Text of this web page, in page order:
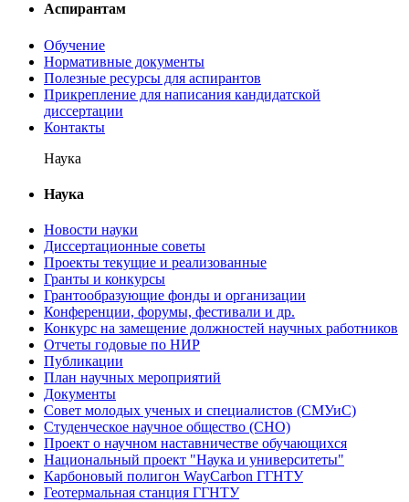
Аспирантам
Обучение
Нормативные документы
Полезные ресурсы для аспирантов
Прикрепление для написания кандидатской
диссертации
Контакты
Наука
Наука
Новости науки
Диссертационные советы
Проекты текущие и реализованные
Гранты и конкурсы
Грантообразующие фонды и организации
Конференции, форумы, фестивали и др.
Конкурс на замещение должностей научных работников
Отчеты годовые по НИР
Публикации
План научныx мероприятий
Документы
Совет молодых ученых и специалистов (СМУиС)
Студенческое научное общество (СНО)
Проект о научном наставничестве обучающихся
Национальный проект "Наука и университеты"
Карбоновый полигон WayCarbon ГГНТУ
Геотермальная станция ГГНТУ